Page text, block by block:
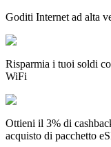
Goditi Internet ad alta
Risparmia i tuoi soldi
WiFi
Ottieni il 3% di
acquisto di pacchetto